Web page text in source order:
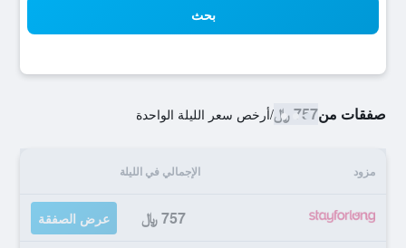
بحث
صفقات من757 ﷼ /أرخص سعر الليلة الواحدة
مزود الإجمالي في الليلة
757 ﷼ عرض الصفقة